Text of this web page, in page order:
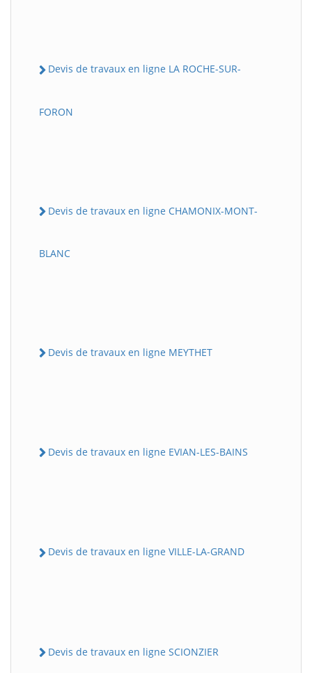
Devis de travaux en ligne LA ROCHE-SUR-
FORON
Devis de travaux en ligne CHAMONIX-MONT-
BLANC
Devis de travaux en ligne MEYTHET
Devis de travaux en ligne EVIAN-LES-BAINS
Devis de travaux en ligne VILLE-LA-GRAND
Devis de travaux en ligne SCIONZIER